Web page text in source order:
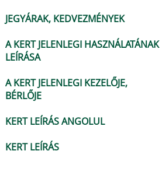
JEGYÁRAK, KEDVEZMÉNYEK
A KERT JELENLEGI HASZNÁLATÁNAK
LEÍRÁSA
A KERT JELENLEGI KEZELŐJE,
BÉRLŐJE
KERT LEÍRÁS ANGOLUL
KERT LEÍRÁS